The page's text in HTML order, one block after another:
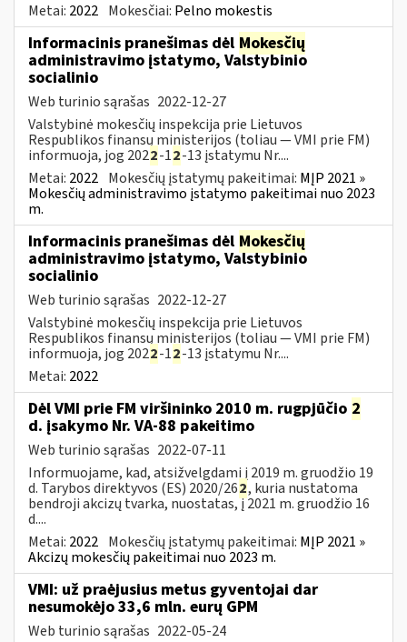
Metai: 2022 Mokesčiai: Pelno mokestis
Informacinis pranešimas dėl Mokesčių
administravimo įstatymo, Valstybinio
socialinio
Web turinio sąrašas 2022-12-27
Valstybinė mokesčių inspekcija prie Lietuvos
Respublikos finansų ministerijos (toliau — VMI prie FM)
informuoja, jog 2022-12-13 įstatymu Nr....
Metai: 2022 Mokesčių įstatymų pakeitimai: MĮP 2021 »
Mokesčių administravimo įstatymo pakeitimai nuo 2023
m.
Informacinis pranešimas dėl Mokesčių
administravimo įstatymo, Valstybinio
socialinio
Web turinio sąrašas 2022-12-27
Valstybinė mokesčių inspekcija prie Lietuvos
Respublikos finansų ministerijos (toliau — VMI prie FM)
informuoja, jog 2022-12-13 įstatymu Nr....
Metai: 2022
Dėl VMI prie FM viršininko 2010 m. rugpjūčio 2
d. įsakymo Nr. VA-88 pakeitimo
Web turinio sąrašas 2022-07-11
Informuojame, kad, atsižvelgdami į 2019 m. gruodžio 19
d. Tarybos direktyvos (ES) 2020/262, kuria nustatoma
bendroji akcizų tvarka, nuostatas, į 2021 m. gruodžio 16
d....
Metai: 2022 Mokesčių įstatymų pakeitimai: MĮP 2021 »
Akcizų mokesčių pakeitimai nuo 2023 m.
VMI: už praėjusius metus gyventojai dar
nesumokėjo 33,6 mln. eurų GPM
Web turinio sąrašas 2022-05-24